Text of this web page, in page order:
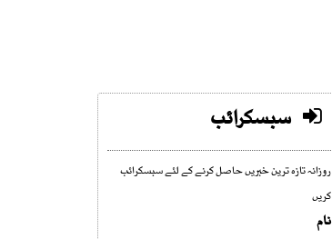
سبسکرائب
روزانہ تازہ ترین خبریں حاصل کرنے کے لئے سبسکرائب
کریں
نام